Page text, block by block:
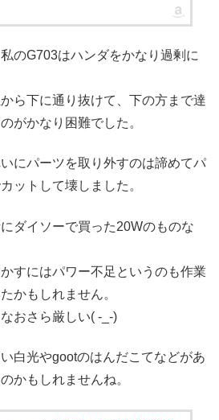
のG703はハンダをかなり過剰に
ら下に通り抜けて、下の方まで達
がかなり困難でした。
にパーツを取り外すのは諦めてパ
ットして壊しました。
ダイソーで買った20Wのものな
すにはパワー不足というのも作業
かもしれません。
おさら厳しい( -_-)
白光やgootのはんだこてなどがあ
かもしれませんね。